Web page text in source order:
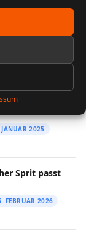
&
sind legal
2025
Sprit passt
FEBRUAR 2026